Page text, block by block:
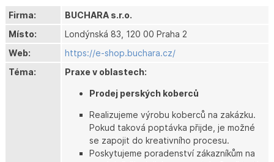
Firma:
BUCHARA s.r.o.
Místo:
Londýnská 83, 120 00 Praha 2
Web:
https://e-shop.buchara.cz/
Téma:
Praxe v oblastech:
Prodej perských koberců
Realizujeme výrobu koberců na zakázku.
Pokud taková poptávka přijde, je možné
se zapojit do kreativního procesu.
Poskytujeme poradenství zákazníkům na